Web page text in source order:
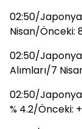
02:50/
Nisan/Önceki:
02:50/
Alımları/7
02:50/
% 4.2/Önceki: